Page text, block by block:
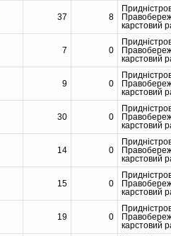
37 8
карстовий
7 0
карстовий
9 0
карстовий
30 0
карстовий
14 0
карстовий
15 0
карстовий
19 0
карстовий